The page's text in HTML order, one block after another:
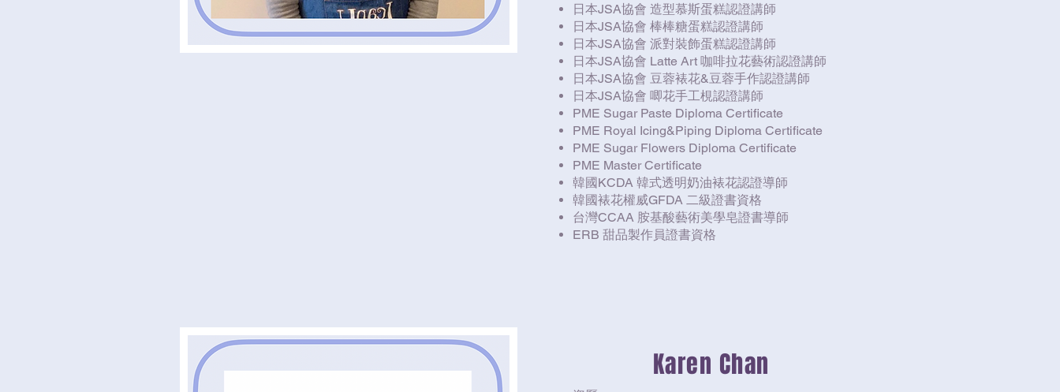
日本JSA協會 造型慕斯蛋糕認證講師
日本JSA協會 棒棒糖蛋糕認證講師
日本JSA協會 派對裝飾蛋糕認證講師
日本JSA協會 Latte Art 咖啡拉花藝術認證講師
日本JSA協會 豆蓉裱花&豆蓉手作認證講師
日本JSA協會 唧花手工梘認證講師
PME Sugar Paste Diploma Certificate
PME Royal Icing&Piping Diploma Certificate
PME Sugar Flowers Diploma Certificate
PME Master Certificate
韓國KCDA 韓式透明奶油裱花認證導師
韓國裱花權威GFDA 二級證書資格
台灣CCAA 胺基酸藝術美學皂證書導師
ERB 甜品製作員證書資格
Karen Chan